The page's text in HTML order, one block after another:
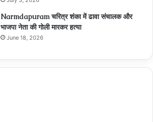
Narmdapuram चरित्र शंका में ढावा संचालक और
भाजपा नेता की गोली मारकर हत्या
June 18, 2026